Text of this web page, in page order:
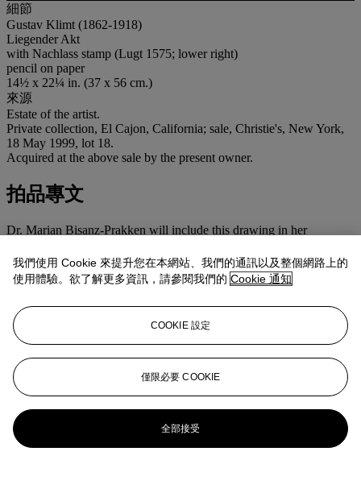
細節
Gustav Klimt (1862-1918)
Liegender Akt
with Nachlass stamp (Lugt 1575; lower right)
pencil on paper
14½ x 22¼ in. (37 x 56 cm.)
來源
Estate of the artist.
Private collection, El Cajon, California; sale, Christie's, New York,
18 May 1999, lot 18.
Acquired at the above sale by the present owner.
拍品專文
Dr. Marian Bisanz-Prakken will include this drawing in her
我們使用 Cookie 來提升您在本網站、我們的通訊以及整個網路上的
使用體驗。欲了解更多資訊，請參閱我們的 Cookie 通知
COOKIE 設定
僅限必要 COOKIE
全部接受